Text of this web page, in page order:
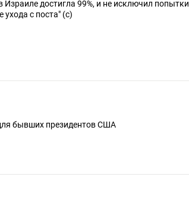
достигла 99%, и не исключил попытки
ухода с поста" (с)
бывших президентов США